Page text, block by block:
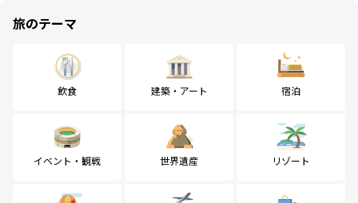
旅のテーマ
飲食 建築・アート 宿泊
イベント・観戦 世界遺産 リゾート